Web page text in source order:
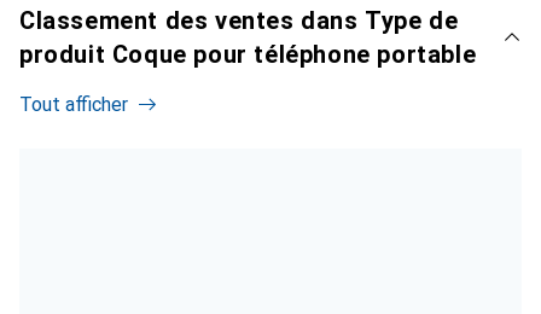
Classement des ventes dans Type de
produit Coque pour téléphone portable
Tout afficher